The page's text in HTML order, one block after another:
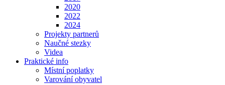
2020
2022
2024
Projekty partnerů
Naučné stezky
Videa
Praktické info
Místní poplatky
Varování obyvatel